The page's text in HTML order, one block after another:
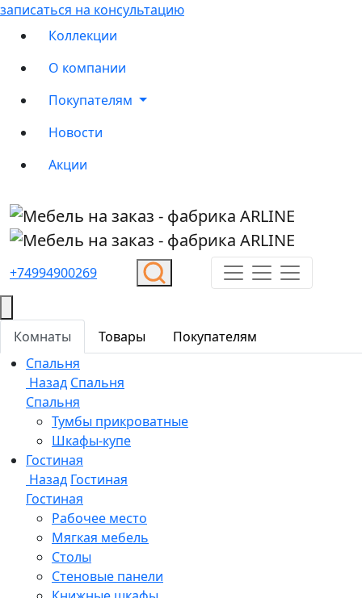
записаться на консультацию
Коллекции
О компании
Покупателям
Новости
Акции
+74994900269